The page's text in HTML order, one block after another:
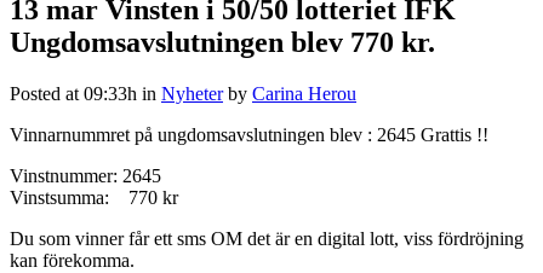
13 mar Vinsten i 50/50 lotteriet IFK
Ungdomsavslutningen blev 770 kr.
Posted at 09:33h in Nyheter by Carina Herou
Vinnarnummret på ungdomsavslutningen blev : 2645 Grattis !!
Vinstnummer: 2645
Vinstsumma: 770 kr
Du som vinner får ett sms OM det är en digital lott, viss fördröjning
kan förekomma.